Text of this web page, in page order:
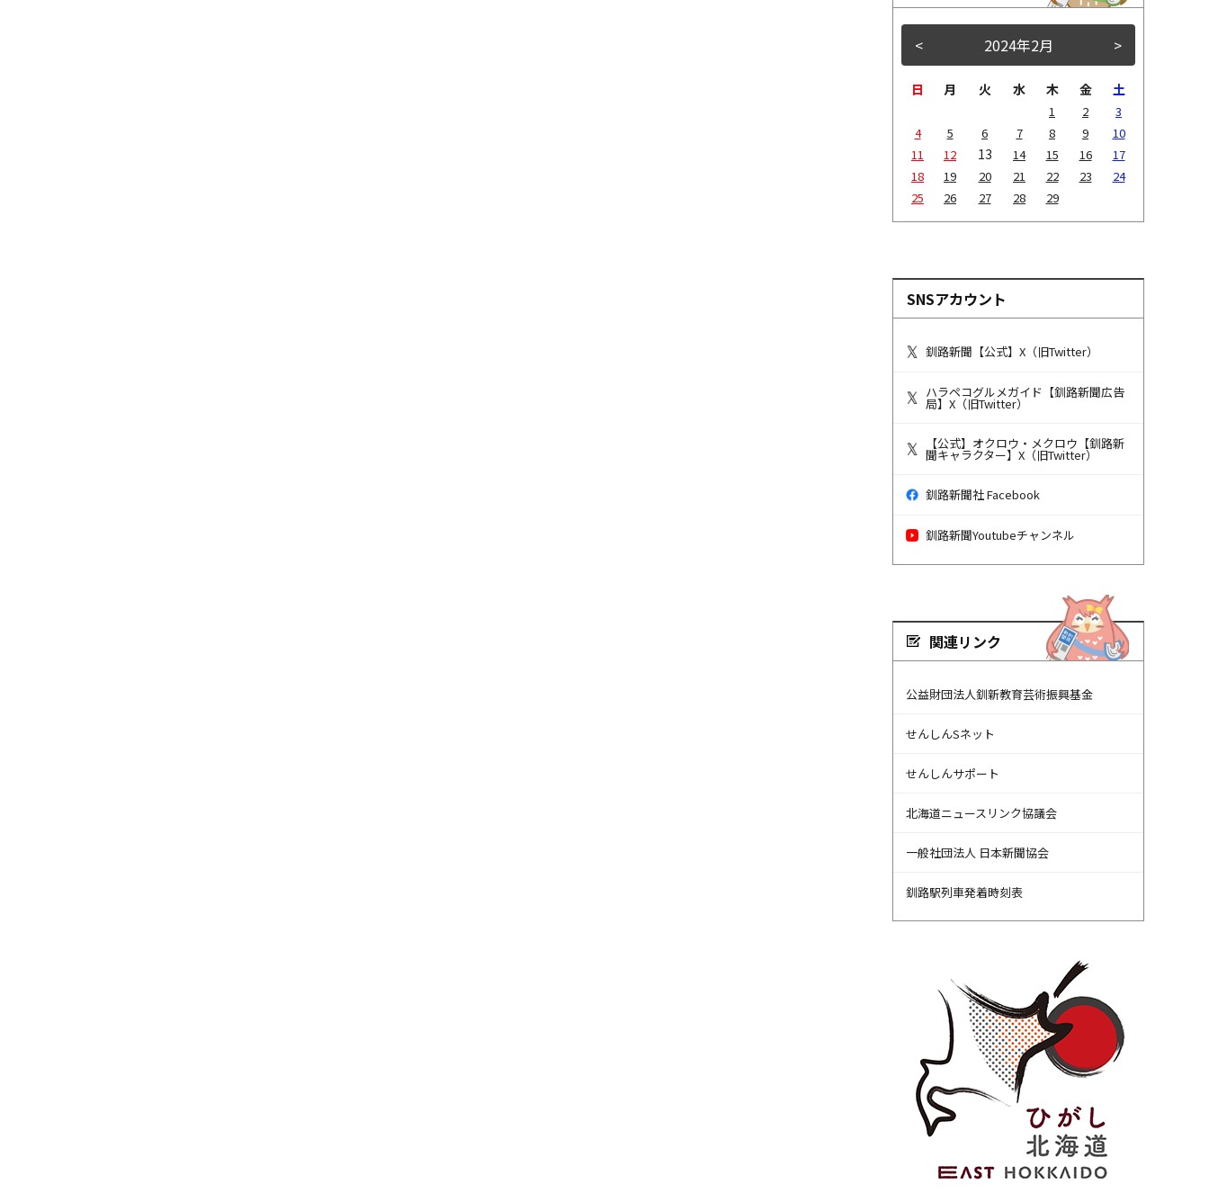
< >
2024年2月
日 月 火 水 木 金 土
1 2
3
4
5 6 7 8 9
10
11
12 13 14 15 16
17
18
19 20 21 22 23
24
25
26 27 28 29
SNSアカウント
釧路新聞【公式】X（旧Twitter）
ハラペコグルメガイド【釧路新聞広告
局】X（旧Twitter）
【公式】オクロウ・メクロウ【釧路新
聞キャラクター】X（旧Twitter）
釧路新聞社 Facebook
釧路新聞Youtubeチャンネル
関連リンク
公益財団法人釧新教育芸術振興基金
せんしんSネット
せんしんサポート
北海道ニュースリンク協議会
一般社団法人 日本新聞協会
釧路駅列車発着時刻表